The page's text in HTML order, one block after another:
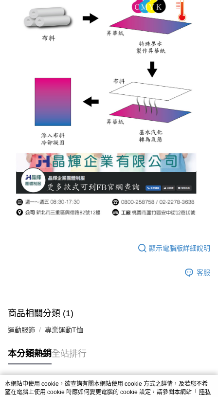
顯示電腦版詳細說明
客服
商品相關分類 (1)
運動服飾 專業運動T恤
本分類熱銷全站排行
熱門標籤
本網站中使用 cookie，欲查詢有關本網站使用 cookie 方式之詳情，及若您不希
望在電腦上使用 cookie 時應如何變更電腦的 cookie 設定，請參閱本網站「 隱私